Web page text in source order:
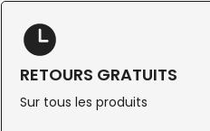
RETOURS GRATUITS
Sur tous les produits